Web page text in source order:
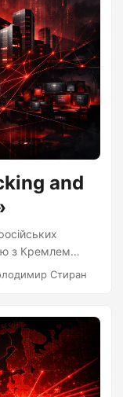
and
з Кремлем
Стиран